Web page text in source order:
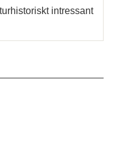
intressant